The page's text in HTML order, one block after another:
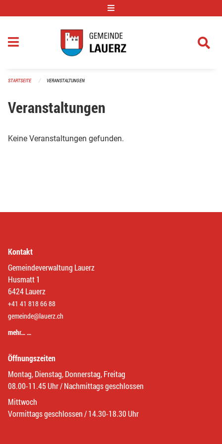
STARTSEITE VERANSTALTUNGEN
Veranstaltungen
Keine Veranstaltungen gefunden.
Kontakt
Gemeindeverwaltung Lauerz
Husmatt 1
6424 Lauerz
+41 41 818 66 88
gemeinde@lauerz.ch
mehr… …
Öffnungszeiten
Montag, Dienstag, Donnerstag, Freitag
08.00-11.45 Uhr / Nachmittags geschlossen
Mittwoch
Vormittags geschlossen / 14.30-18.30 Uhr